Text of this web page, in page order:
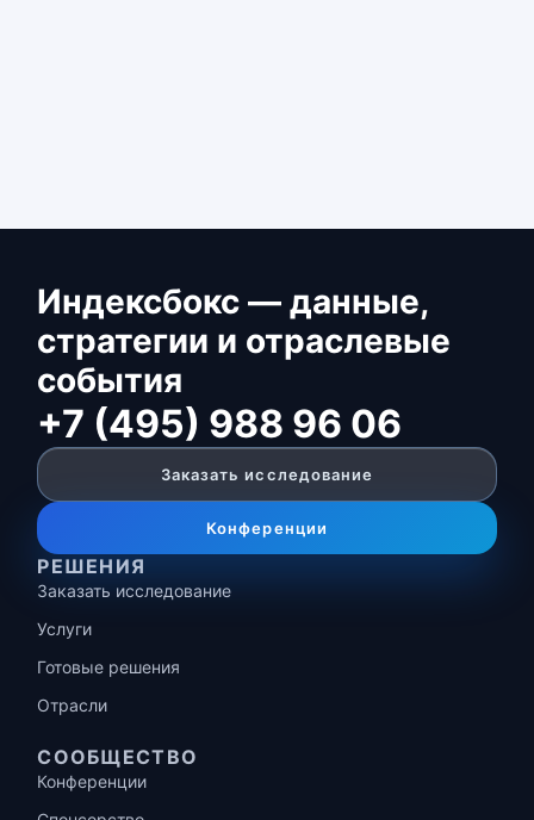
Индексбокс — данные,
стратегии и отраслевые
события
+7 (495) 988 96 06
Заказать исследование
Конференции
РЕШЕНИЯ
Заказать исследование
Услуги
Готовые решения
Отрасли
СООБЩЕСТВО
Конференции